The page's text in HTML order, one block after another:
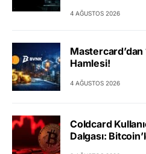
4 AĞUSTOS 2026
Hamlesi!
4 AĞUSTOS 2026
Coldcard
Dalgası: